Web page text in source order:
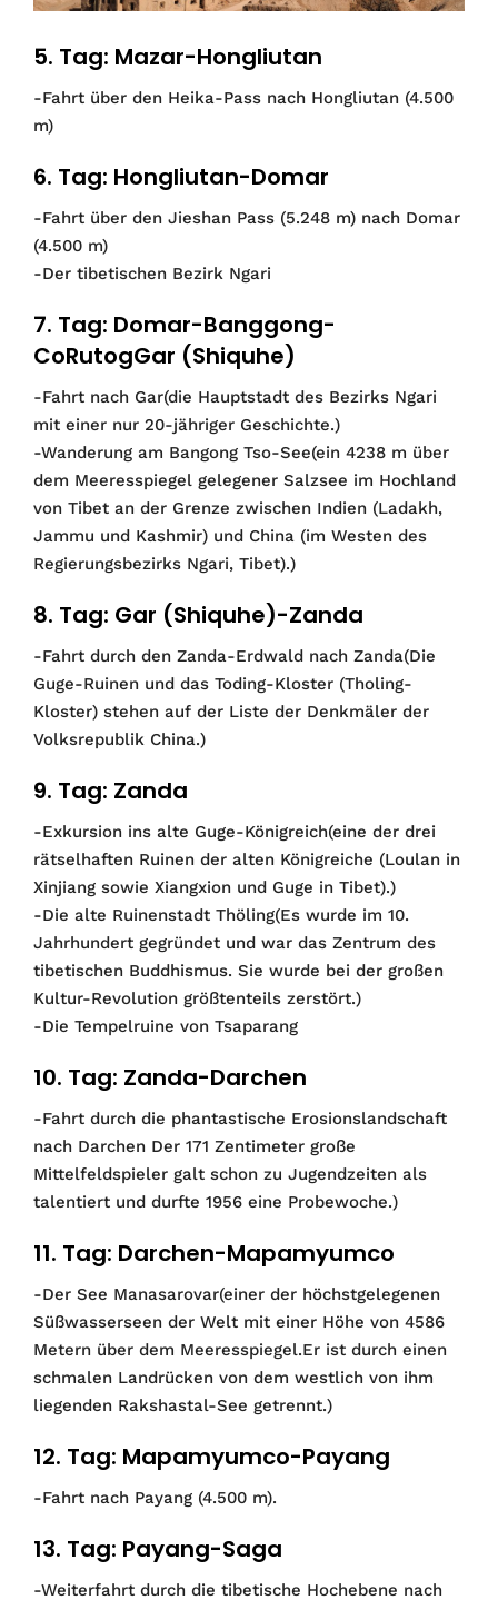
5. Tag: Mazar-Hongliutan
-Fahrt über den Heika-Pass nach Hongliutan (4.500
m)
6. Tag: Hongliutan-Domar
-Fahrt über den Jieshan Pass (5.248 m) nach Do­mar
(4.500 m)
-Der tibetischen Bezirk Ngari
7. Tag: Domar-Banggong-
CoRutogGar (Shiquhe)
-Fahrt nach Gar(die Hauptstadt des Bezirks Ngari
mit einer nur 20-jähriger Geschichte.)
-Wanderung am Bangong Tso-See(ein 4238 m über
dem Meeresspiegel gelegener Salzsee im Hochland
von Tibet an der Grenze zwischen Indien (Ladakh,
Jammu und Kashmir) und China (im Westen des
Regierungsbezirks Ngari, Tibet).)
8. Tag: Gar (Shiquhe)-Zanda
-Fahrt durch den Zanda-Erdwald nach Zanda(Die
Guge-Ruinen und das Toding-Kloster (Tholing-
Kloster) stehen auf der Liste der Denkmäler der
Volksrepublik China.)
9. Tag: Zanda
-Exkursion ins alte Guge-Königreich(eine der drei
rätselhaften Ruinen der alten Königreiche (Loulan in
Xinjiang sowie Xiangxion und Guge in Tibet).)
-Die alte Ruinenstadt Thöling(Es wurde im 10.
Jahrhundert gegründet und war das Zentrum des
tibetischen Buddhismus. Sie wurde bei der großen
Kultur-Revolution größtenteils zerstört.)
-Die Tempelruine von Tsaparang
10. Tag: Zanda-Darchen
-Fahrt durch die phantastische Erosionslandschaft
nach Darchen Der 171 Zentimeter große
Mittelfeldspieler galt schon zu Jugendzeiten als
talentiert und durfte 1956 eine Probewoche.)
11. Tag: Darchen-Mapamyumco
-Der See Manasarovar(einer der höchstgelegenen
Süßwasserseen der Welt mit einer Höhe von 4586
Metern über dem Meeresspiegel.Er ist durch einen
schmalen Landrücken von dem westlich von ihm
liegenden Rakshastal-See getrennt.)
12. Tag: Mapamyumco-Payang
-Fahrt nach Payang (4.500 m).
13. Tag: Payang-Saga
-Weiterfahrt durch die tibetische Hochebene nach